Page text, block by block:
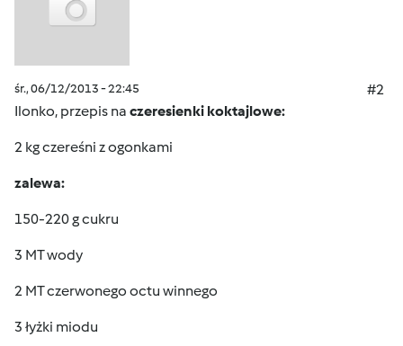
śr., 06/12/2013 - 22:45
#2
Ilonko, przepis na czeresienki koktajlowe:
2 kg czereśni z ogonkami
zalewa:
150-220 g cukru
3 MT wody
2 MT czerwonego octu winnego
3 łyżki miodu